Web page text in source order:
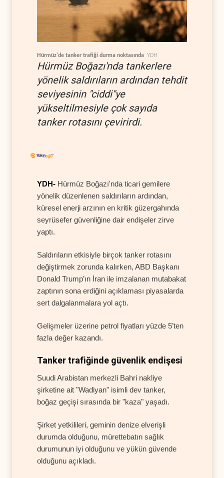
Hürmüz'de tanker trafiği durma noktasında YDH
Hürmüz Boğazı'nda tankerlere
yönelik saldırıların ardından tehdit
seviyesinin "ciddi"ye
yükseltilmesiyle çok sayıda
tanker rotasını çevirirdi.
YDH- Hürmüz Boğazı'nda ticari gemilere
yönelik düzenlenen saldırıların ardından,
küresel enerji arzının en kritik güzergahında
seyrüsefer güvenliğine dair endişeler zirve
yaptı.
Saldırıların etkisiyle birçok tanker rotasını
değiştirmek zorunda kalırken, ABD Başkanı
Donald Trump’ın İran ile imzalanan mutabakat
zaptının sona erdiğini açıklaması piyasalarda
sert dalgalanmalara yol açtı.
Gelişmeler üzerine petrol fiyatları yüzde 5’ten
fazla değer kazandı.
Tanker trafiğinde güvenlik endişesi
Suudi Arabistan merkezli Bahri nakliye
şirketine ait "Wadiyan" isimli dev tanker,
boğaz geçişi sırasında bir "kaza" yaşadı.
Şirket yetkilileri, geminin denize elverişli
durumda olduğunu, mürettebatın sağlık
durumunun iyi olduğunu ve yükün güvende
olduğunu açıkladı.